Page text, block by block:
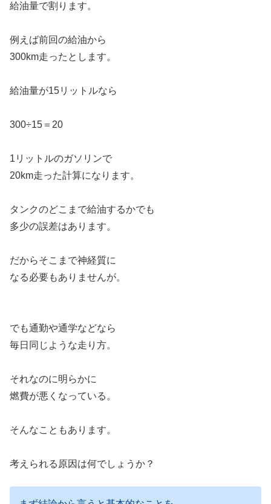
給油量で割ります。
例えば前回の給油から
300km走ったとします。
給油量が15リットルなら
300÷15＝20
1リットルのガソリンで
20km走った計算になります。
タンクのどこまで給油するかでも
多少の誤差はあります。
だからそこまで神経質に
なる必要もありませんが。
でも通勤や通学などなら
毎日同じような走り方。
それなのに明らかに
燃費が悪くなっている。
そんなこともあります。
考えられる原因は何でしょうか？